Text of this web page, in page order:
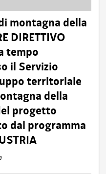
montagna della
DIRETTIVO
tempo
il Servizio
territoriale
della
progetto
dal programma